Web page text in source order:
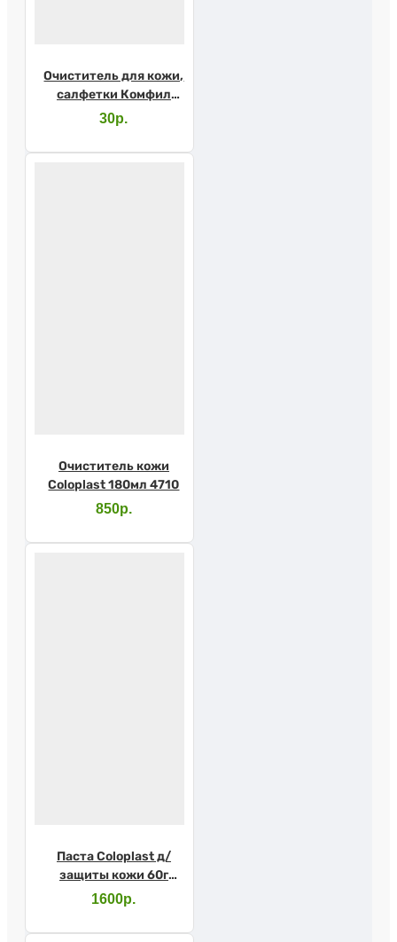
Очиститель для кожи,
салфетки Комфил
4715 1шт.
30р.
Очиститель кожи
Coloplast 180мл 4710
850р.
Паста Coloplast д/
защиты кожи 60г
2650
1600р.